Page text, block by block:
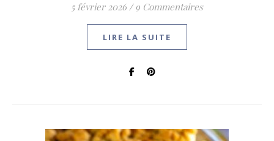
5 février 2026 / 9 Commentaires
LIRE LA SUITE